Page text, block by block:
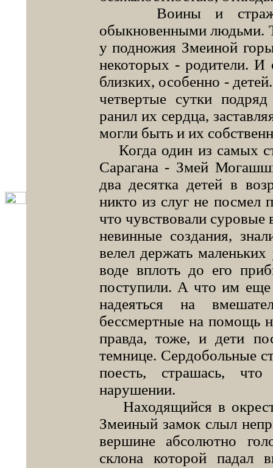
Воины и
обыкновенными людьми.
у подножия Змеиной
некоторых - родители.
близких, особенно -
четвертые сутки
ранил их сердца,
могли быть и их
Когда один из самых
Сарагана - Змей
два десятка детей в
никто из слуг не посмел
что чувствовали суровые
невинные создания,
велел держать
воде вплоть до его
поступили. А что им еще
надеяться на
бессмертные на помощь
правда, тоже, и дети
темнице. Сердобольные
поесть, страшась,
нарушении.
Находящийся в
Змеиный замок слыл
вершине абсолютно
склона которой падал